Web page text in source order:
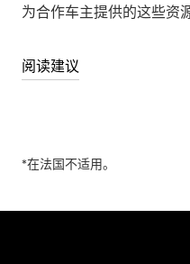
为合作车主提供的这些资源
阅读建议
*在法国不适用。